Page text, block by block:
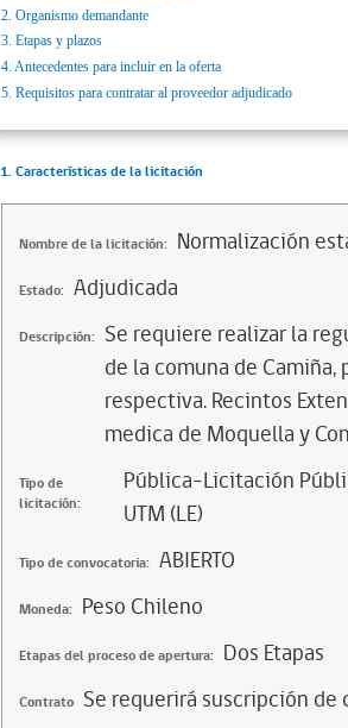
2. Organismo demandante
3. Etapas y plazos
4. Antecedentes para incluir en la oferta
5. Requisitos para contratar al proveedor adjudicado
1. Características de la licitación
Nombre de la licitación: Normalización
Estado: Adjudicada
Descripción: Se requiere realizar la
de la comuna de
respectiva. Recintos
medica de Moquella y
Tipo de
licitación:
Pública-Licitación
UTM (LE)
Tipo de convocatoria: ABIERTO
Moneda: Peso Chileno
Etapas del proceso de apertura: Dos Etapas
Contrato Se requerirá suscripción